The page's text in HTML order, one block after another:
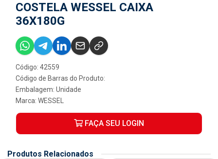
COSTELA WESSEL CAIXA
36X180G
Código: 42559
Código de Barras do Produto:
Embalagem: Unidade
Marca: WESSEL
FAÇA SEU LOGIN
Produtos Relacionados